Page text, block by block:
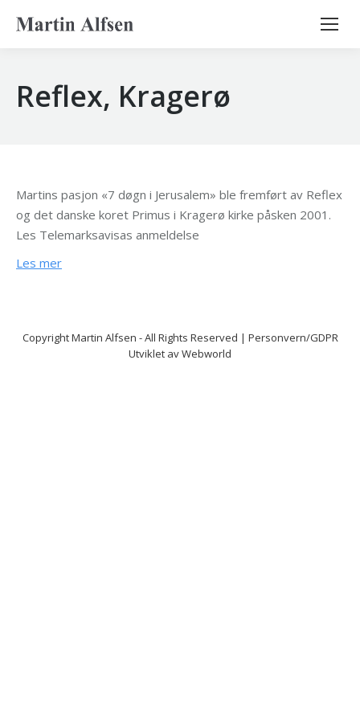
Search:
Reflex, Kragerø
Martins pasjon «7 døgn i Jerusalem» ble fremført av Reflex
og det danske koret Primus i Kragerø kirke påsken 2001.
Les Telemarksavisas anmeldelse
Les mer
CopyrightMartin Alfsen - All Rights Reserved | Personvern/GDPR
Utviklet avWebworld